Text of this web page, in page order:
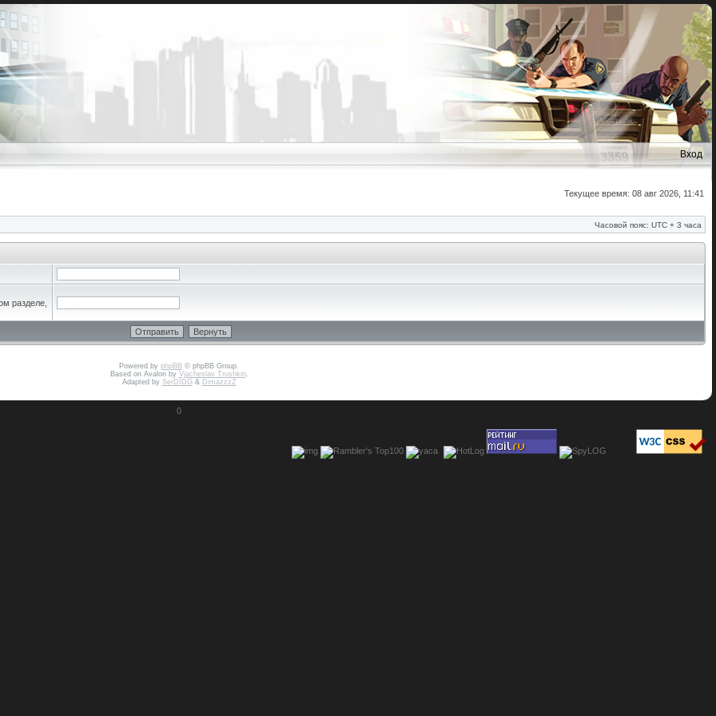
Вход
Текущее время: 08 авг 2026, 11:41
Часовой пояс: UTC + 3 часа
разделе,
Powered by phpBB © phpBB Group.
Based on Avalon by Vjacheslav Trushkin.
Adapted by SerDIDG& DimazzzZ
0